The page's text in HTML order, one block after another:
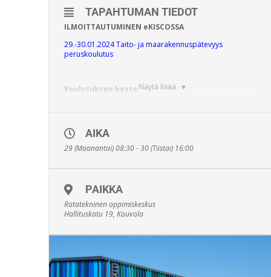
Näytä lisää
TAPAHTUMAN TIEDOT
ILMOITTAUTUMINEN eKISCOSSA
29.-30.01.2024 Taito- ja maarakennuspätevyys
peruskoulutus
Koulutuksen kesto:
koulutusohjelmat yhdistyvät Taito- ja
maarakennuspätevyydeksi.
sijoittuvien siltojen ja muiden taitorakenteiden
maanrakennustöistä (sisältäen mm. rautatiesillat,
ylikulkusillat, pengerlaatat, tunnelit) vastaavalle
työnjohdolle, töiden valvojille sekä pääsuunnittelijoille.
työkokemuksen perusteella saatuja valmiuksia vastata
taitorakenteiden toteutuksen työnjohtajana, valvojana tai
suunnittelijana.
AIKA
29 (Maanantai) 08:30 - 30 (Tiistai) 16:00
PAIKKA
Ratatekninen oppimiskeskus
Hallituskatu 19, Kouvola